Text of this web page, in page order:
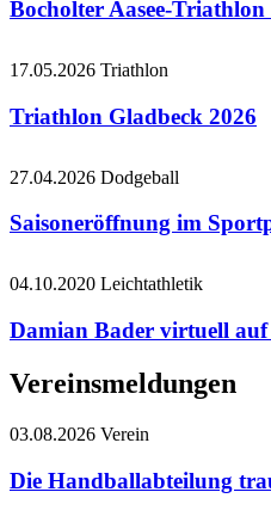
Bocholter Aasee-Triathlon
17.05.2026 Triathlon
Triathlon Gladbeck 2026
27.04.2026 Dodgeball
Saisoneröffnung im
04.10.2020 Leichtathletik
Damian Bader virtuell auf
Vereinsmeldungen
03.08.2026 Verein
Die Handballabteilung